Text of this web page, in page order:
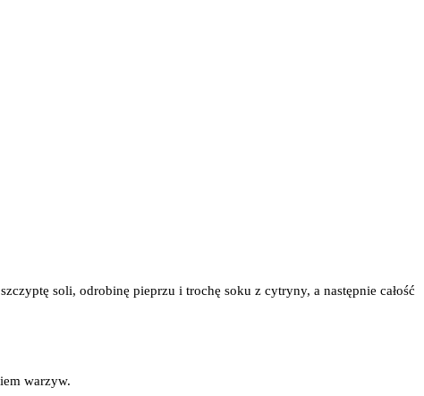
soli, odrobinę pieprzu i trochę soku z cytryny, a następnie całość
warzyw.